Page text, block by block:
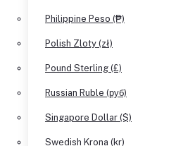
Philippine Peso (₱)
Polish Zloty (zł)
Pound Sterling (£)
Russian Ruble (руб)
Singapore Dollar ($)
Swedish Krona (kr)